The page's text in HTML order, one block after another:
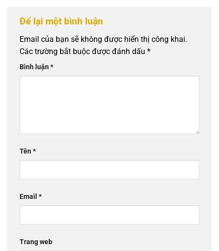
Để lại một bình luận
Email của bạn sẽ không được hiển thị công khai.
Các trường bắt buộc được đánh dấu *
Bình luận*
Tên*
Email *
Trang web